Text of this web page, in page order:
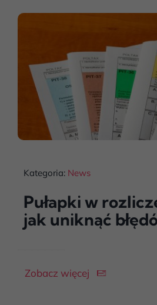
Kategoria: News
Pułapki w
jak uniknąć
Zobacz więcej